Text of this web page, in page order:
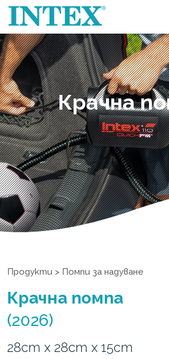
Крачна
Продукти > Помпи за надуване
Крачна помпа
(2026)
28cm x 28cm x 15cm